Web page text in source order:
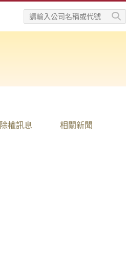
除權訊息 相關新聞